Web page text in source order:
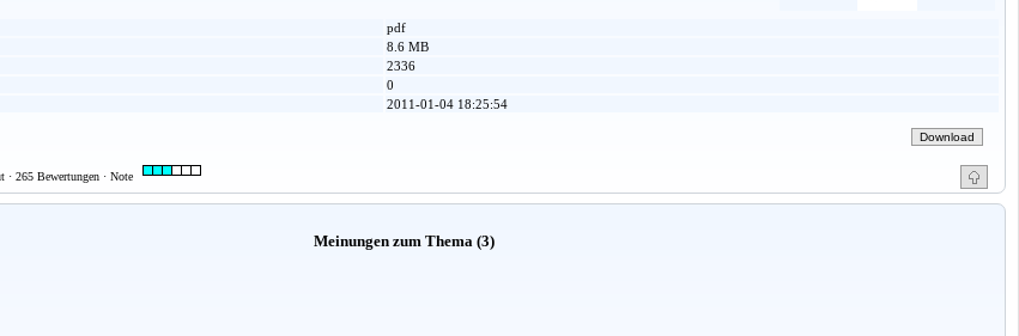
pdf
8.6 MB
2336
0
2011-01-04 18:25:54
· 265 Bewertungen · Note
Meinungen zum Thema (3)